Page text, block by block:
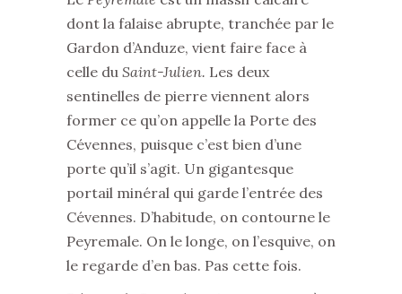
dont la falaise abrupte, tranchée par le
Gardon d’Anduze, vient faire face à
celle du Saint-Julien. Les deux
sentinelles de pierre viennent alors
former ce qu’on appelle la Porte des
Cévennes, puisque c’est bien d’une
porte qu’il s’agit. Un gigantesque
portail minéral qui garde l’entrée des
Cévennes. D’habitude, on contourne le
Peyremale. On le longe, on l’esquive, on
le regarde d’en bas. Pas cette fois.